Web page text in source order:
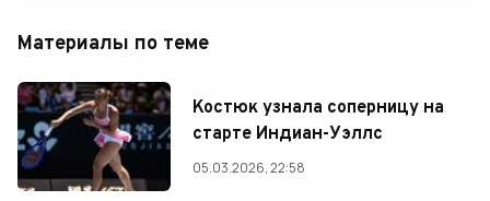
Материалы по теме
Костюк узнала соперницу на
старте Индиан-Уэллс
05.03.2026, 22:58